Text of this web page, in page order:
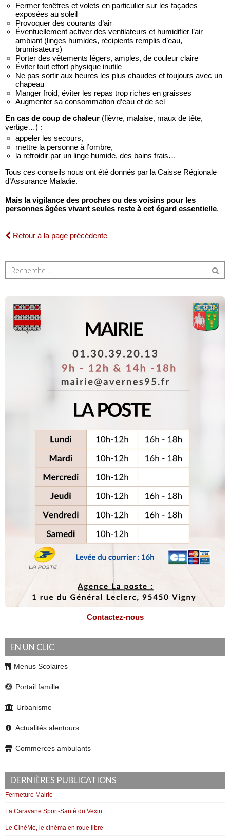
Fermer fenêtres et volets en particulier sur les façades
exposées au soleil
Provoquer des courants d’air
Éventuellement activer des ventilateurs et humidifier l’air
ambiant (linges humides, récipients remplis d’eau,
brumisateurs)
Porter des vêtements légers, amples, de couleur claire
Éviter tout effort physique inutile
Ne pas sortir aux heures les plus chaudes et toujours avec un
chapeau
Manger froid, éviter les repas trop riches en graisses
Augmenter sa consommation d’eau et de sel
En cas de coup de chaleur (fièvre, malaise, maux de tête,
vertige…) :
appeler les secours,
mettre la personne à l’ombre,
la refroidir par un linge humide, des bains frais…
Tous ces conseils nous ont été donnés par la Caisse Régionale
d’Assurance Maladie.
Mais la vigilance des proches ou des voisins pour les
personnes âgées vivant seules reste à cet égard essentielle.
Retour à la page précédente
Contactez-nous
EN UN CLIC
Menus Scolaires
Portail famille
Urbanisme
Actualités alentours
Commerces ambulants
DERNIÈRES PUBLICATIONS
Fermeture Mairie
La Caravane Sport-Santé du Vexin
Le CinéMo, le cinéma en roue libre